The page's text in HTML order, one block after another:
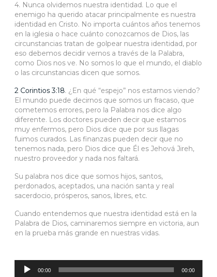
4. Nunca olvidemos nuestra identidad. Lo que el
enemigo ha querido atacar principalmente es nuestra
identidad en Cristo. No importa cuántos años tenemos
en la iglesia o hace cuánto conozcamos de Dios, las
circunstancias tratan de golpear nuestra identidad, por
eso debemos decidir vernos a través de la Palabra,
como Dios nos ve. No somos lo que el mundo, el diablo
o las circunstancias dicen que somos.
2 Corintios 3:18. ¿En qué “espejo” nos estamos viendo?
El mundo puede decirnos que somos un fracaso, que
cometemos errores, pero la Palabra nos dice algo
diferente. Los doctores pueden decir que estamos
muy enfermos, pero Dios dice que por sus llagas
fuimos curados. Las finanzas pueden decir que no
tenemos nada, pero Dios dice que Él es Jehová Jireh,
nuestro proveedor y nada nos faltará.
Su palabra nos dice que somos hijos, santos,
perdonados, aceptados, una nación santa y real
sacerdocio, prósperos, sanos, libres, etc.
Cuando entendemos que nuestra identidad está en la
Palabra de Dios, caminaremos siempre en victoria, aun
en la prueba más grande en nuestras vidas.
Reproductor
audio 00:00 00:00